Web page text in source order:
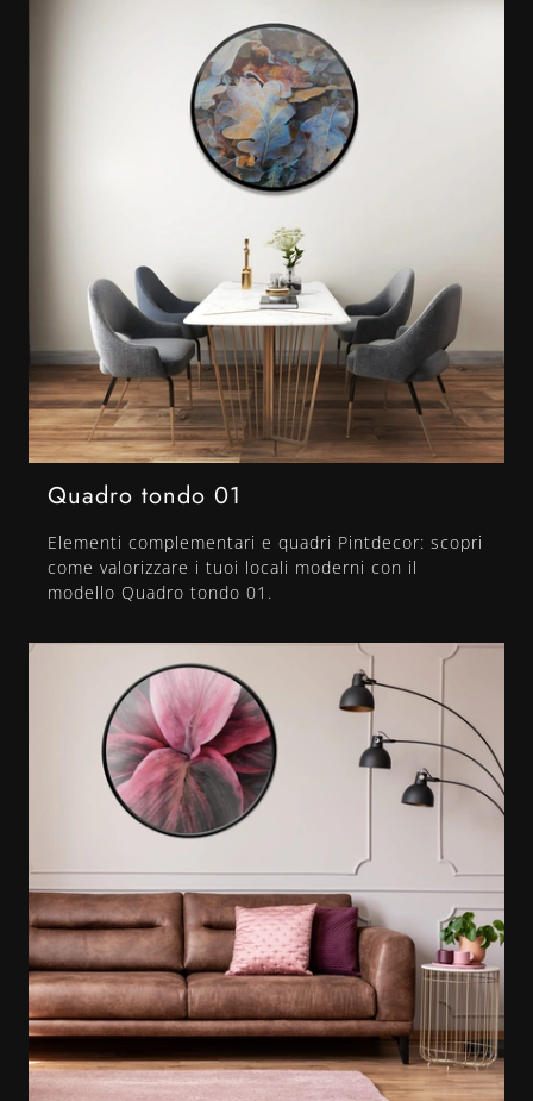
Quadro tondo 01
Elementi complementari e quadri Pintdecor: scopri
come valorizzare i tuoi locali moderni con il
modello Quadro tondo 01.